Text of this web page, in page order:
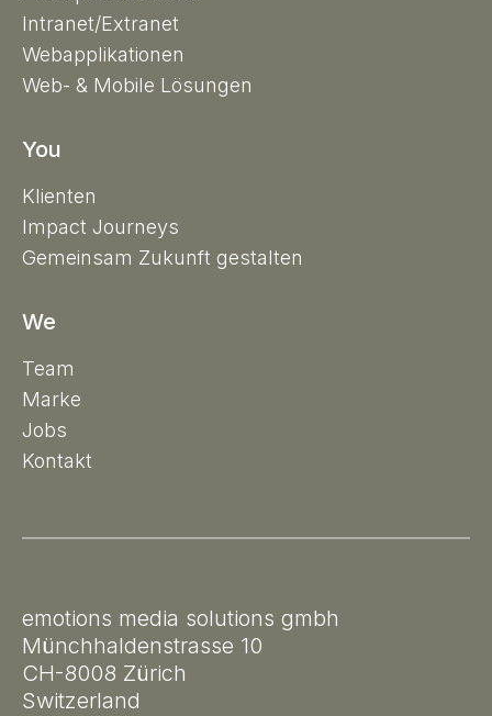
Intranet/Extranet
Webapplikationen
Web- & Mobile Lösungen
You
Klienten
Impact Journeys
Gemeinsam Zukunft gestalten
We
Team
Marke
Jobs
Kontakt
emotions media solutions gmbh
Münchhaldenstrasse 10
CH-8008 Zürich
Switzerland